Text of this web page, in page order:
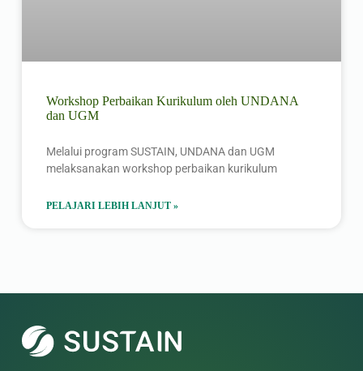
Workshop Perbaikan Kurikulum oleh UNDANA
dan UGM
Melalui program SUSTAIN, UNDANA dan UGM
melaksanakan workshop perbaikan kurikulum
PELAJARI LEBIH LANJUT »